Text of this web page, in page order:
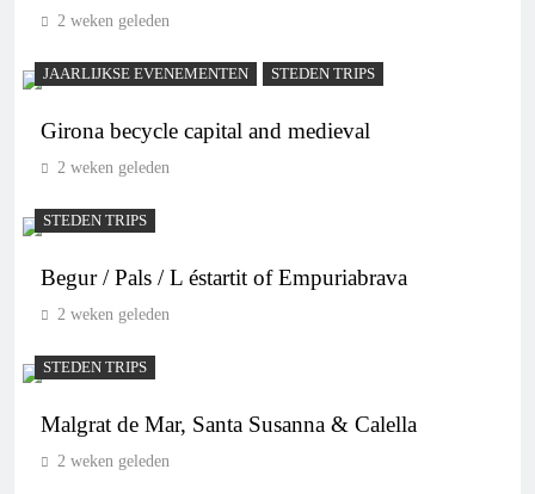
2 weken geleden
JAARLIJKSE EVENEMENTEN STEDEN TRIPS
Girona becycle capital and medieval
2 weken geleden
STEDEN TRIPS
Begur / Pals / L éstartit of Empuriabrava
2 weken geleden
STEDEN TRIPS
Malgrat de Mar, Santa Susanna & Calella
2 weken geleden